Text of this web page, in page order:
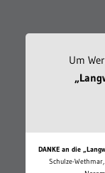
Um
DANKE an die
Schulze-